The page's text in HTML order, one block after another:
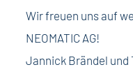
Wir freuen uns auf
NEOMATIC AG!
Jannick Brändel und